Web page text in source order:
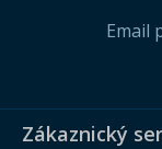
Email
Zákaznický